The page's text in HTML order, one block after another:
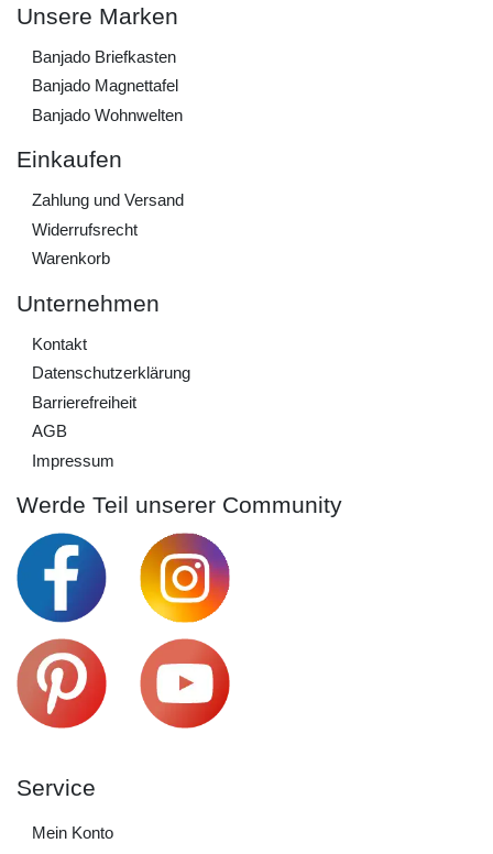
Unsere Marken
Banjado Briefkasten
Banjado Magnettafel
Banjado Wohnwelten
Einkaufen
Zahlung und Versand
Widerrufs­recht
Warenkorb
Unternehmen
Kontakt
Daten­schutz­erklärung
Barrierefreiheit
AGB
Impressum
Werde Teil unserer Community
Service
Mein Konto